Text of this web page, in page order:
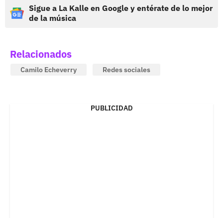
Sigue a La Kalle en Google y entérate de lo mejor
de la música
Relacionados
Camilo Echeverry Redes sociales
PUBLICIDAD